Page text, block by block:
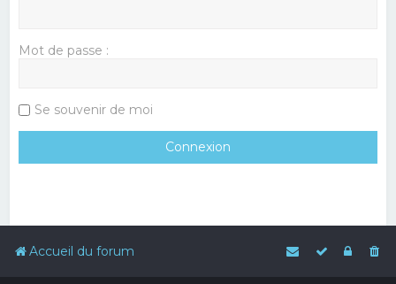
Mot de passe :
Se souvenir de moi
Accueil du forum